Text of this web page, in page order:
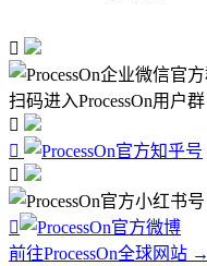

扫码进入ProcessOn用户群




前往ProcessOn全球网站 →